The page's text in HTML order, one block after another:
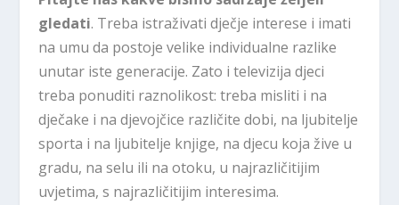
gledati. Treba istraživati dječje interese i imati
na umu da postoje velike individualne razlike
unutar iste generacije. Zato i televizija djeci
treba ponuditi raznolikost: treba misliti i na
dječake i na djevojčice različite dobi, na ljubitelje
sporta i na ljubitelje knjige, na djecu koja žive u
gradu, na selu ili na otoku, u najrazličitijim
uvjetima, s najrazličitijim interesima.